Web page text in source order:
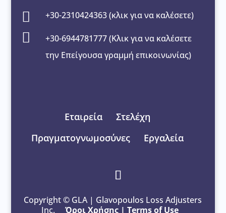
 +30-2310424363 (κλικ για να καλέσετε)

+30-6944781777 (Κλικ για να καλέσετε
την Επείγουσα γραμμή επικοινωνίας)
Εταιρεία
Στελέχη
Πραγματογνωμοσύνες
Εργαλεία
Copyright © GLA | Glavopoulos Loss Adjusters
Inc. Όροι Χρήσης | Terms of Use